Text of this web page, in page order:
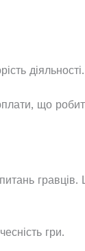
діяльності.
що
гри.